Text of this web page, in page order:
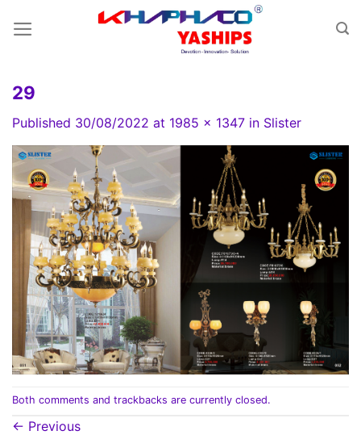
29
Published 30/08/2022 at 1985 × 1347 in Slister
Both comments and trackbacks are currently closed.
← Previous